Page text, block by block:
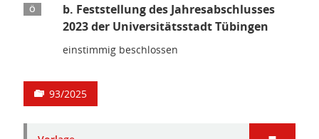
Ö
b. Feststellung des Jahresabschlusses
2023 der Universitätsstadt Tübingen
einstimmig beschlossen
93/2025